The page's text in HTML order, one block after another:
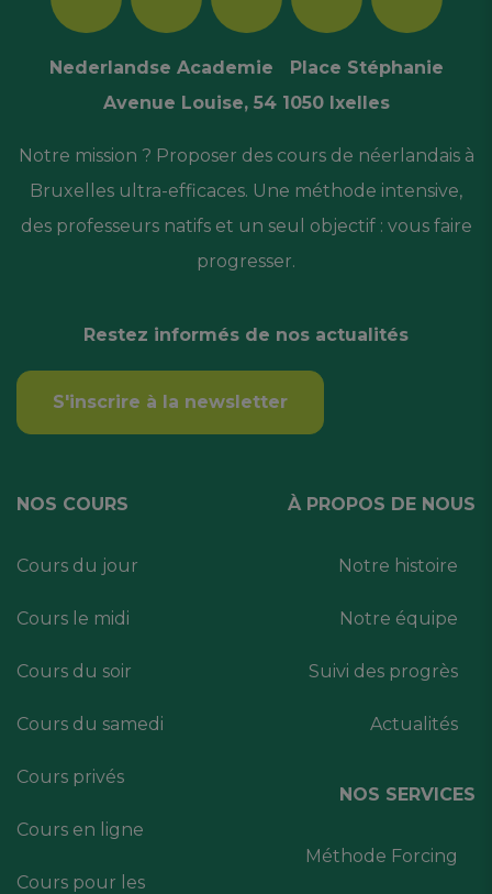
Nederlandse Academie Place Stéphanie
Avenue Louise, 54 1050 Ixelles
Notre mission ? Proposer des cours de néerlandais à
Bruxelles ultra-efficaces. Une méthode intensive,
des professeurs natifs et un seul objectif : vous faire
progresser.
Restez informés de nos actualités
S'inscrire à la newsletter
NOS COURS
Cours du jour
Cours le midi
Cours du soir
Cours du samedi
Cours privés
Cours en ligne
Cours pour les
À PROPOS DE NOUS
Notre histoire
Notre équipe
Suivi des progrès
Actualités
NOS SERVICES
Méthode Forcing